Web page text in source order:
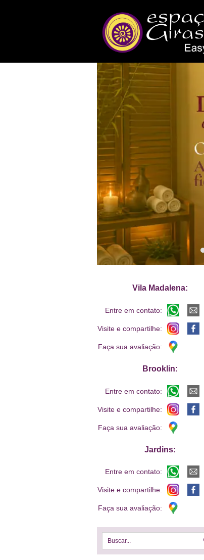
Vila Madalena:
Entre em contato:
Visite e compartilhe:
Faça sua avaliação:
Brooklin:
Entre em contato:
Visite e compartilhe:
Faça sua avaliação:
Jardins:
Entre em contato:
Visite e compartilhe:
Faça sua avaliação:
Buscar...